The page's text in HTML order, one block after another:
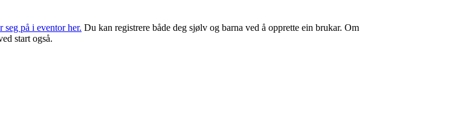
seg på i eventor her. Du kan registrere både deg sjølv og barna ved å opprette ein brukar. Om
start også.